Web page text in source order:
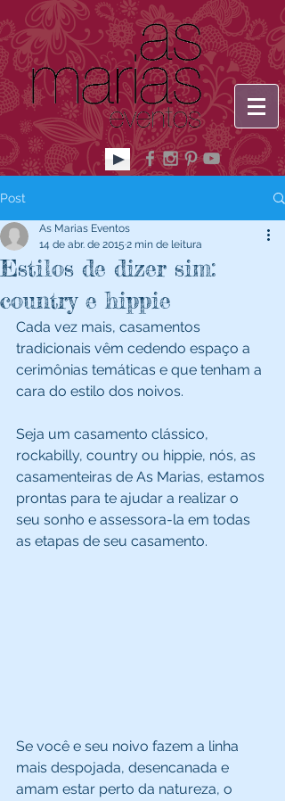
Post
Estilos de dizer sim:
country e hippie
As Marias Eventos
14 de abr. de 2015 2 min de leitura
Cada vez mais, casamentos
tradicionais vêm cedendo espaço a
cerimônias temáticas e que tenham a
cara do estilo dos noivos.
Seja um casamento clássico,
rockabilly, country ou hippie, nós, as
casamenteiras de As Marias, estamos
prontas para te ajudar a realizar o
seu sonho e assessora-la em todas
as etapas de seu casamento.
Se você e seu noivo fazem a linha
mais despojada, desencanada e
amam estar perto da natureza, o